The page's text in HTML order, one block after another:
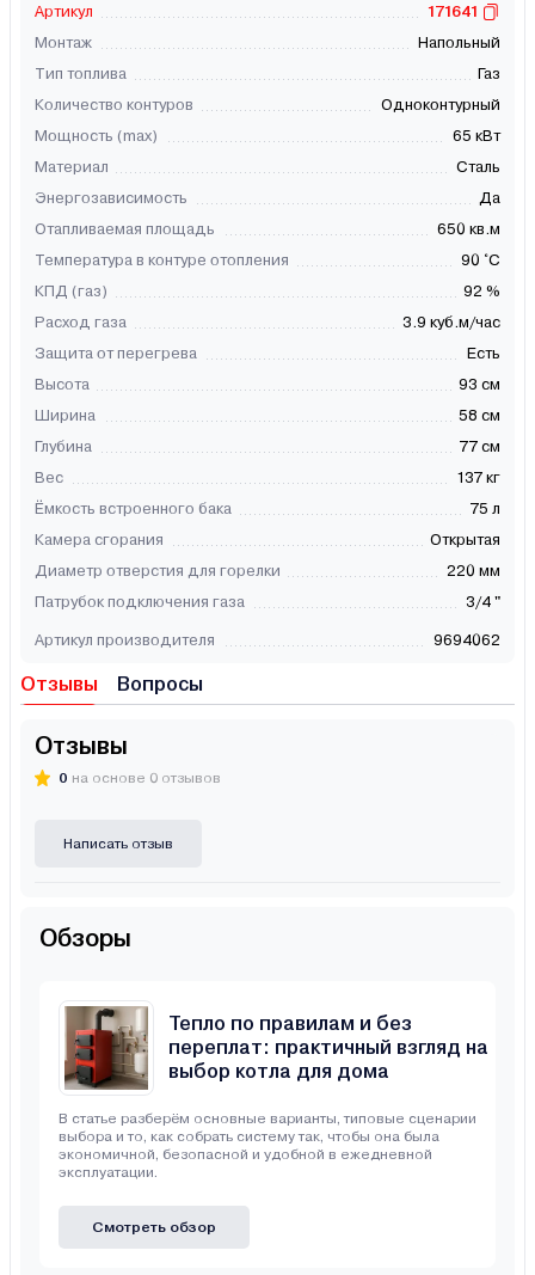
Артикул
171641
Монтаж
Напольный
Тип топлива
Газ
Количество контуров
Одноконтурный
Мощность (max)
65 кВт
Материал
Сталь
Энергозависимость
Да
Отапливаемая площадь
650 кв.м
Температура в контуре отопления
90 °C
КПД (газ)
92 %
Расход газа
3.9 куб.м/час
Защита от перегрева
Есть
Высота
93 см
Ширина
58 см
Глубина
77 см
Вес
137 кг
Ёмкость встроенного бака
75 л
Камера сгорания
Открытая
Диаметр отверстия для горелки
220 мм
Патрубок подключения газа
3/4 "
Артикул производителя 9694062
Отзывы Вопросы
Отзывы
0 на основе 0 отзывов
Написать отзыв
Обзоры
Тепло по правилам и без
переплат: практичный взгляд на
выбор котла для дома
В статье разберём основные варианты, типовые сценарии
выбора и то, как собрать систему так, чтобы она была
экономичной, безопасной и удобной в ежедневной
эксплуатации.
Смотреть обзор